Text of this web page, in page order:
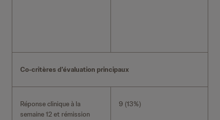
Co-critères d’évaluation principaux
Réponse clinique à la
semaine 12 et rémission
9 (13%)